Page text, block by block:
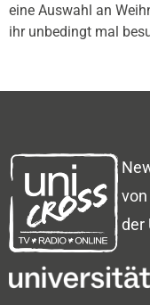
eine Auswahl an
ihr unbedingt mal
der